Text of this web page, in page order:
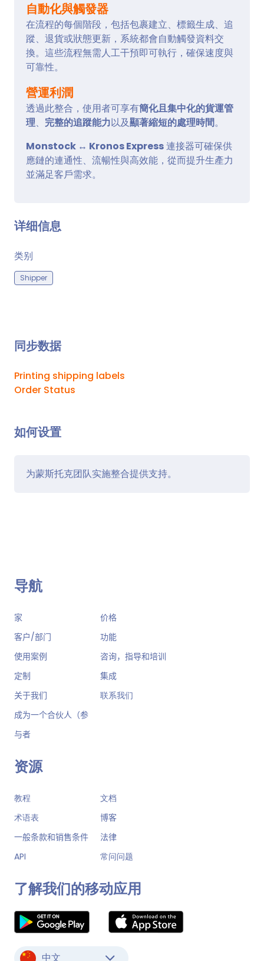
自動化與觸發器
在流程的每個階段，包括包裹建立、標籤生成、追
蹤、退貨或狀態更新，系統都會自動觸發資料交
換。這些流程無需人工干預即可執行，確保速度與
可靠性。
營運利潤
透過此整合，使用者可享有簡化且集中化的貨運管
理、 完整的追蹤能力以及顯著縮短的處理時間。
Monstock ↔ Kronos Express連接器可確保供
應鏈的連通性、流暢性與高效能，從而提升生產力
並滿足客戶需求。
详细信息
类别
Shipper
同步数据
Printing shipping labels
Order Status
如何设置
为蒙斯托克团队实施整合提供支持。
导航
家
价格
客户/部门
功能
使用案例
咨询，指导和培训
定制
集成
关于我们
联系我们
成为一个合伙人（参
与者
资源
教程
文档
术语表
博客
一般条款和销售条件
法律
API
常问问题
了解我们的移动应用
中文